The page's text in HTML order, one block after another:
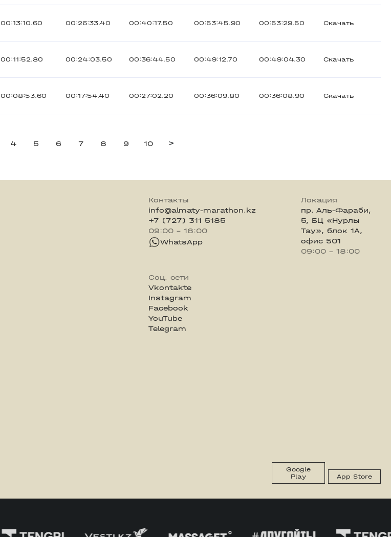
00:13:10.60 00:26:33.40 00:40:17.50 00:53:45.90 00:53:29.50 Скачать
00:11:52.80 00:24:03.50 00:36:44.50 00:49:12.70 00:49:04.30 Скачать
00:08:53.60 00:17:54.40 00:27:02.20 00:36:09.80 00:36:08.90 Скачать
4 5 6 7 8 9 10 >
Контакты
info@almaty-marathon.kz
+7 (727) 311 5185
09:00 - 18:00
WhatsApp
Локация
пр. Аль-Фараби,
5, БЦ «Нурлы
Тау», блок 1А,
офис 501
09:00 - 18:00
Соц. сети
Vkontakte
Instagram
Facebook
YouTube
Telegram
Google
Play
App Store